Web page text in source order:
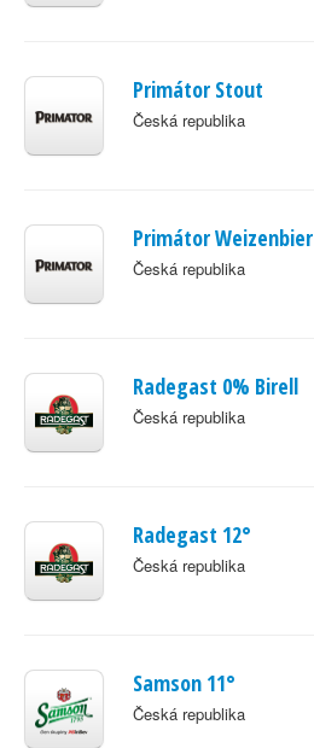
Primátor Stout
Česká republika
Primátor Weizenbier
Česká republika
Radegast 0% Birell
Česká republika
Radegast 12°
Česká republika
Samson 11°
Česká republika